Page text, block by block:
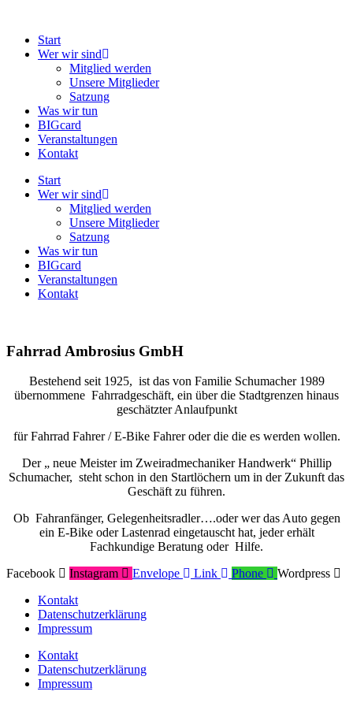
springenStart
Wer wir sind
Mitglied werden
Unsere Mitglieder
Satzung
Was wir tun
BIGcard
Veranstaltungen
Kontakt
Start
Wer wir sind
Mitglied werden
Unsere Mitglieder
Satzung
Was wir tun
BIGcard
Veranstaltungen
Kontakt
Fahrrad Ambrosius GmbH
Bestehend seit 1925, ist das von Familie Schumacher 1989
übernommene Fahrradgeschäft, ein über die Stadtgrenzen hinaus
geschätzter Anlaufpunkt
für Fahrrad Fahrer / E-Bike Fahrer oder die die es werden wollen.
Der „ neue Meister im Zweiradmechaniker Handwerk“ Phillip
Schumacher, steht schon in den Startlöchern um in der Zukunft das
Geschäft zu führen.
Ob Fahranfänger, Gelegenheitsradler….oder wer das Auto gegen
ein E-Bike oder Lastenrad eingetauscht hat, jeder erhält
Fachkundige Beratung oder Hilfe.
Facebook
Instagram Envelope Link Phone
Wordpress
Kontakt
Datenschutzerklärung
Impressum
Kontakt
Datenschutzerklärung
Impressum